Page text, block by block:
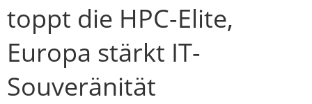
toppt die HPC-Elite,
Europa stärkt IT-
Souveränität